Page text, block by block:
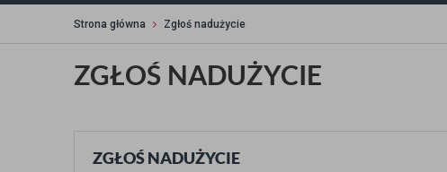
Strona główna Zgłoś nadużycie
ZGŁOŚ NADUŻYCIE
ZGŁOŚ NADUŻYCIE